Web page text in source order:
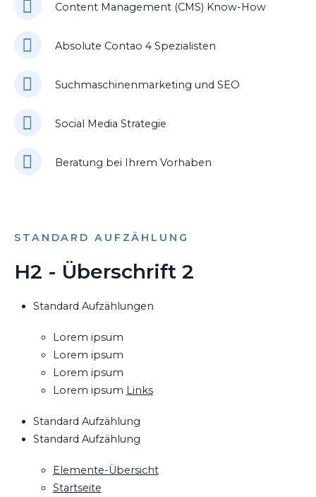
Content Management (CMS) Know-How
Absolute Contao 4 Spezialisten
Suchmaschinenmarketing und SEO
Social Media Strategie
Beratung bei Ihrem Vorhaben
STANDARD AUFZÄHLUNG
H2 - Überschrift 2
Standard Aufzählungen
Lorem ipsum
Lorem ipsum
Lorem ipsum
Lorem ipsum Links
Standard Aufzählung
Standard Aufzählung
Elemente-Übersicht
Startseite